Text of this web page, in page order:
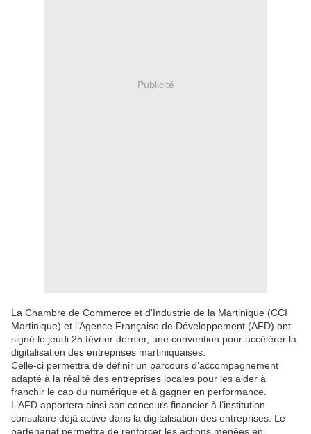
Publicité
La Chambre de Commerce et d'Industrie de la Martinique (CCI
Martinique) et l’Agence Française de Développement (AFD) ont
signé le jeudi 25 février dernier, une convention pour accélérer la
digitalisation des entreprises martiniquaises.
Celle-ci permettra de définir un parcours d’accompagnement
adapté à la réalité des entreprises locales pour les aider à
franchir le cap du numérique et à gagner en performance.
L’AFD apportera ainsi son concours financier à l’institution
consulaire déjà active dans la digitalisation des entreprises. Le
partenariat permettra de renforcer les actions menées en